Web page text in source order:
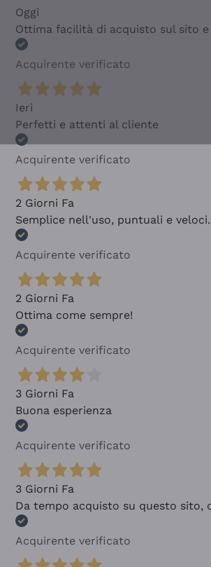
Oggi
Ottima facilità di acquisto sul sito e
Acquirente verificato
Ieri
Perfetti e attenti al cliente
Acquirente verificato
2 Giorni Fa
Semplice nell'uso, puntuali e veloci.
Acquirente verificato
2 Giorni Fa
Ottima come sempre!
Acquirente verificato
3 Giorni Fa
Buona esperienza
Acquirente verificato
3 Giorni Fa
Da tempo acquisto su questo sito,
Acquirente verificato